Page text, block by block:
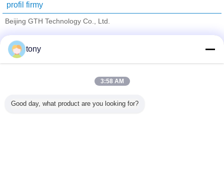
profil firmy
Beijing GTH Technology Co., Ltd.
Trust Seal
Wszystkie produkty
tony
3:58 AM
Good day, what product are you looking for?